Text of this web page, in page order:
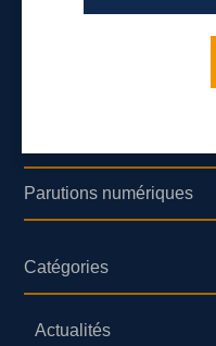
Parutions numériques
Catégories
Actualités